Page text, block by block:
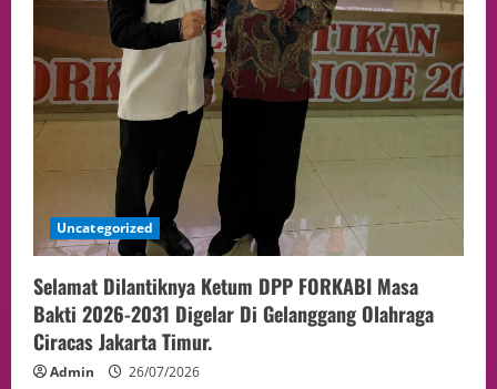
Uncategorized
Selamat Dilantiknya Ketum DPP FORKABI Masa
Bakti 2026-2031 Digelar Di Gelanggang Olahraga
Ciracas Jakarta Timur.
Admin 26/07/2026